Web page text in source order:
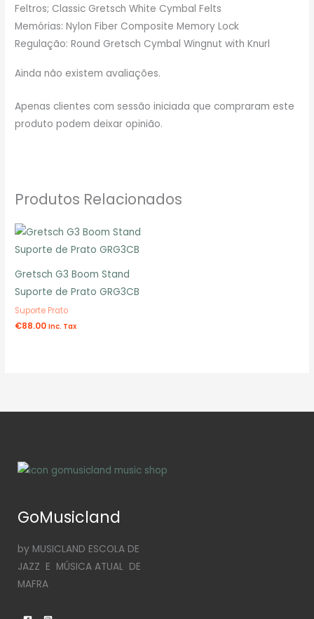
Feltros; Classic Gretsch White Cymbal Felts
Memórias: Nylon Fiber Composite Memory Lock
Regulação: Round Gretsch Cymbal Wingnut with Knurl
Ainda não existem avaliações.
Apenas clientes com sessão iniciada que compraram este
produto podem deixar opinião.
Produtos Relacionados
Gretsch G3 Boom Stand
Suporte de Prato GRG3CB
Suporte Prato
€88.00 Inc. Tax
GoMusicland
by MUSICLAND ESCOLA DE
JAZZ E MÚSICA ATUAL DE
MAFRA